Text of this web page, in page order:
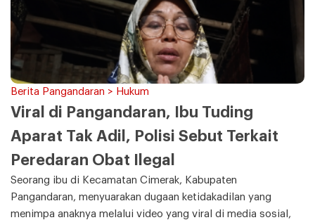
Berita Pangandaran > Hukum
Viral di Pangandaran, Ibu Tuding
Aparat Tak Adil, Polisi Sebut Terkait
Peredaran Obat Ilegal
Seorang ibu di Kecamatan Cimerak, Kabupaten
Pangandaran, menyuarakan dugaan ketidakadilan yang
menimpa anaknya melalui video yang viral di media sosial,